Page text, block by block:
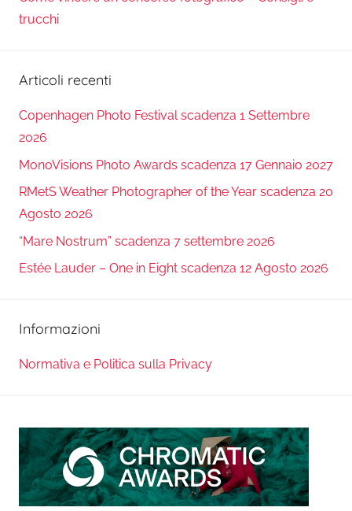
trucchi
Articoli recenti
Copenhagen Photo Festival scadenza 1 Settembre
2026
MonoVisions Photo Awards scadenza 17 Gennaio 2027
RMetS Weather Photographer of the Year scadenza 20
Agosto 2026
“Mare Nostrum” scadenza 7 settembre 2026
Estée Lauder – One in Eight scadenza 12 Agosto 2026
Informazioni
Normativa e Politica sulla Privacy